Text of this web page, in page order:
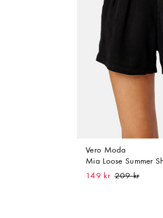
Vero Moda
Mia Loose Summer
149 kr